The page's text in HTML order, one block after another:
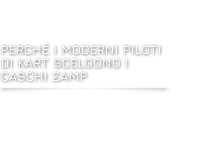
PERCHÉ I MODERNI PILOTI
DI KART SCELGONO I
CASCHI ZAMP